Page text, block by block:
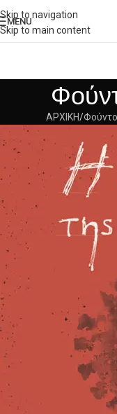
Skip to navigation
Skip to main content
MENU
ΑΡΧΙΚΗ/